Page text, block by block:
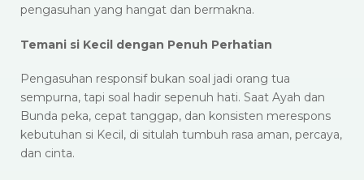
pengasuhan yang hangat dan bermakna.
Temani si Kecil dengan Penuh Perhatian
Pengasuhan responsif bukan soal jadi orang tua
sempurna, tapi soal hadir sepenuh hati. Saat Ayah dan
Bunda peka, cepat tanggap, dan konsisten merespons
kebutuhan si Kecil, di situlah tumbuh rasa aman, percaya,
dan cinta.